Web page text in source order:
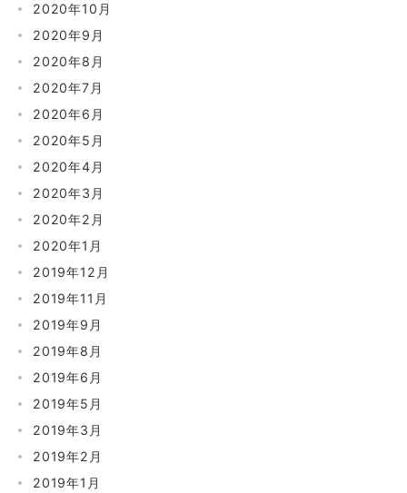
2020年10月
2020年9月
2020年8月
2020年7月
2020年6月
2020年5月
2020年4月
2020年3月
2020年2月
2020年1月
2019年12月
2019年11月
2019年9月
2019年8月
2019年6月
2019年5月
2019年3月
2019年2月
2019年1月